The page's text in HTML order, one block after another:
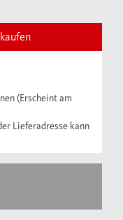
(Erscheint am
Lieferadresse kann